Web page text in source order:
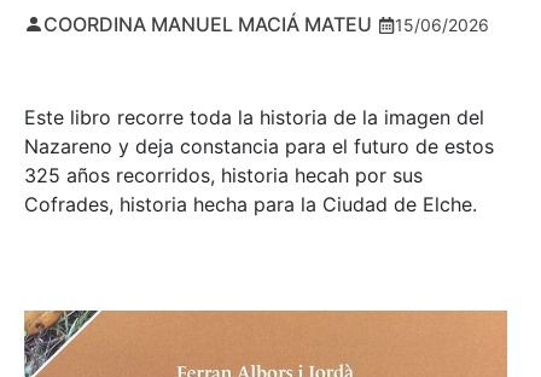
COORDINA MANUEL MACIÁ MATEU 15/06/2026
Este libro recorre toda la historia de la imagen del
Nazareno y deja constancia para el futuro de estos
325 años recorridos, historia hecah por sus
Cofrades, historia hecha para la Ciudad de Elche.